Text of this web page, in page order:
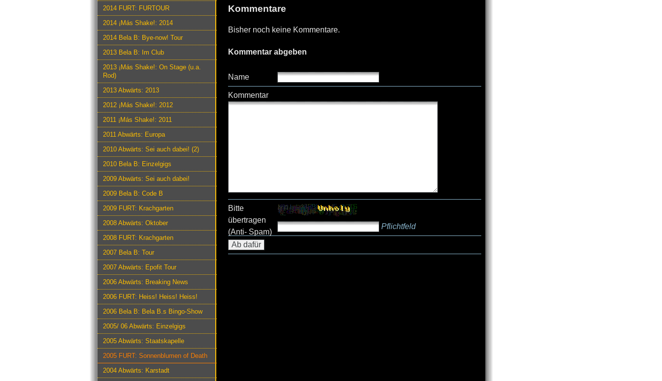
2014 FURT: FURTOUR
2014 ¡Más Shake!: 2014
2014 Bela B: Bye-now! Tour
2013 Bela B: Im Club
2013 ¡Más Shake!: On Stage (u.a.
Rod)
2013 Abwärts: 2013
2012 ¡Más Shake!: 2012
2011 ¡Más Shake!: 2011
2011 Abwärts: Europa
2010 Abwärts: Sei auch dabei! (2)
2010 Bela B: Einzelgigs
2009 Abwärts: Sei auch dabei!
2009 Bela B: Code B
2009 FURT: Krachgarten
2008 Abwärts: Oktober
2008 FURT: Krachgarten
2007 Bela B: Tour
2007 Abwärts: Epofit Tour
2006 Abwärts: Breaking News
2006 FURT: Heiss! Heiss! Heiss!
2006 Bela B: Bela B.s Bingo-Show
2005/ 06 Abwärts: Einzelgigs
2005 Abwärts: Staatskapelle
2005 FURT: Sonnenblumen of Death
2004 Abwärts: Karstadt
Kommentare
Bisher noch keine Kommentare.
Kommentar abgeben
Name
Kommentar
Bitte
übertragen
(Anti- Spam)
Pflichtfeld